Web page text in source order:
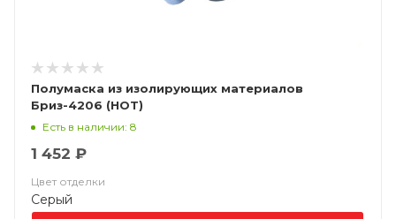
Полумаска из изолирующих материалов
Бриз-4206 (НОТ)
Есть в наличии: 8
1 452 ₽
Цвет отделки
Серый